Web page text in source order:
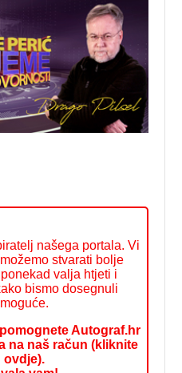
našega portala. Vi
stvarati bolje
valja htjeti i
bismo dosegnuli
moguće.
Autograf.hr
na naš račun (kliknite
ovdje).